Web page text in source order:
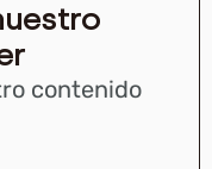
contenido